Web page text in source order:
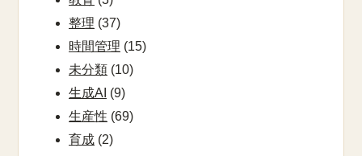
整理 (37)
時間管理 (15)
未分類 (10)
生成AI (9)
生産性 (69)
育成 (2)